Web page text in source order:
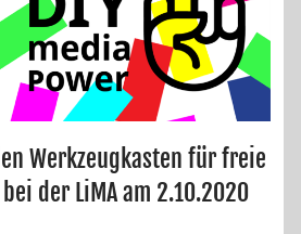
Werkzeugkasten für freie
der LiMA am 2.10.2020